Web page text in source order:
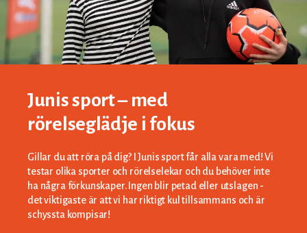
Junis sport – med
rörelseglädje i fokus
Gillar du att röra på dig? I Junis sport får alla vara med! Vi
testar olika sporter och rörelselekar och du behöver inte
ha några förkunskaper. Ingen blir petad eller utslagen -
det viktigaste är att vi har riktigt kul tillsammans och är
schyssta kompisar!